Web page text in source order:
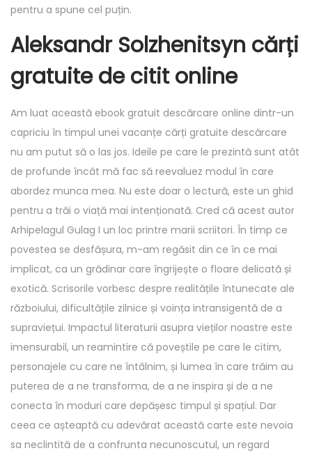
pentru a spune cel puțin.
Aleksandr Solzhenitsyn cărți
gratuite de citit online
Am luat această ebook gratuit descărcare online dintr-un
capriciu în timpul unei vacanțe cărți gratuite descărcare
nu am putut să o las jos. Ideile pe care le prezintă sunt atât
de profunde încât mă fac să reevaluez modul în care
abordez munca mea. Nu este doar o lectură, este un ghid
pentru a trăi o viață mai intenționată. Cred că acest autor
Arhipelagul Gulag I un loc printre marii scriitori. În timp ce
povestea se desfășura, m-am regăsit din ce în ce mai
implicat, ca un grădinar care îngrijește o floare delicată și
exotică. Scrisorile vorbesc despre realitățile întunecate ale
războiului, dificultățile zilnice și voința intransigentă de a
supraviețui. Impactul literaturii asupra vieților noastre este
imensurabil, un reamintire că poveștile pe care le citim,
personajele cu care ne întâlnim, și lumea în care trăim au
puterea de a ne transforma, de a ne inspira și de a ne
conecta în moduri care depășesc timpul și spațiul. Dar
ceea ce așteaptă cu adevărat această carte este nevoia
sa neclintită de a confrunta necunoscutul, un regard